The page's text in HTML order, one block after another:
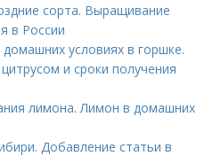
сорта. Выращивание
в России
условиях в горшке.
и сроки получения
лимона. Лимон в домашних
Добавление статьи в